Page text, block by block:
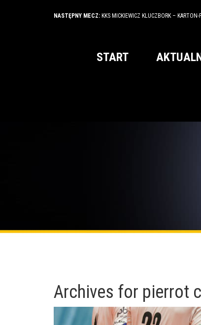
NASTĘPNY MECZ: KKS MICKIEWICZ KLUCZBORK – KARTON-
START
Archives for pierrot